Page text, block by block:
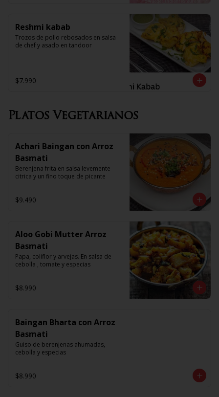
Reshmi kabab
Trozos de pollo rebosados en salsa
de chef y asado en tandoor
$7.990
Platos Vegetarianos
Achari Baingan con Arroz
Basmati
Berenjena frita en salsa levemente
citrica y un fino toque de picante
$9.490
Aloo Gobi Mutter Arroz
Basmati
Papa, coliflor y arvejas. En salsa de
cebolla , tomate y especias
$8.990
Baingan Bharta con Arroz
Basmati
Guiso de berenjenas ahumadas,
cebolla y especias
$8.990